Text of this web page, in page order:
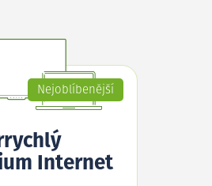
Nejoblíbenější
Internet